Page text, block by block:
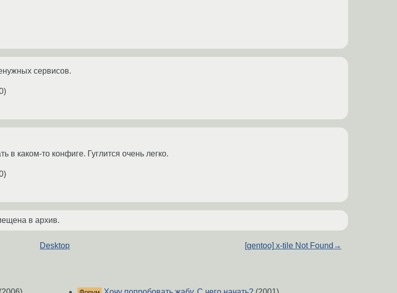
сервисов.
)
в каком-то конфиге. Гуглится очень легко.
)
в архив.
Desktop [gentoo] x-tile Not Found →